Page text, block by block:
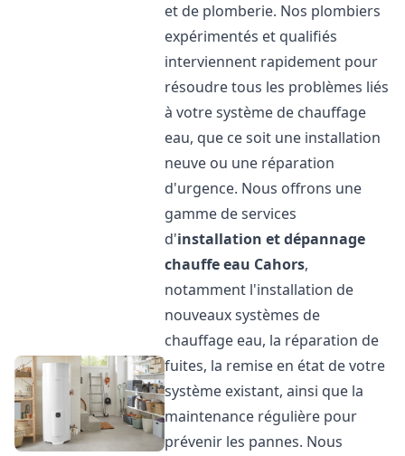
et de plomberie. Nos plombiers
expérimentés et qualifiés
interviennent rapidement pour
résoudre tous les problèmes liés
à votre système de chauffage
eau, que ce soit une installation
neuve ou une réparation
d'urgence. Nous offrons une
gamme de services
d'installation et dépannage
chauffe eau Cahors,
notamment l'installation de
nouveaux systèmes de
chauffage eau, la réparation de
fuites, la remise en état de votre
système existant, ainsi que la
maintenance régulière pour
prévenir les pannes. Nous